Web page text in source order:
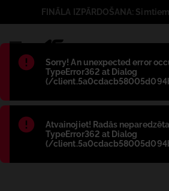
Błąd:
Sorry! An unexpected error
TypeError362 at Dialog
(/
Błąd:
Atvainojiet! Radās
TypeError362 at Dialog
(/
FINĀLA IZPĀRDOŠANA: